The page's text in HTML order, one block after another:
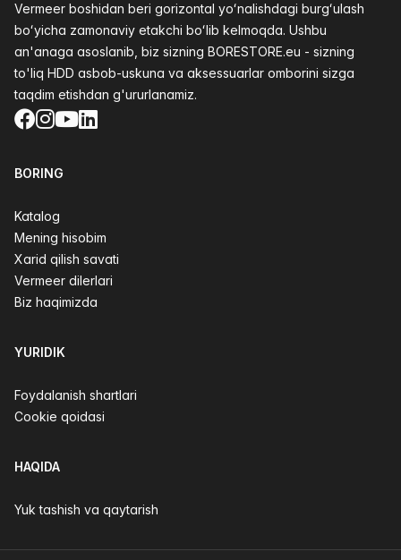
Vermeer boshidan beri gorizontal yoʻnalishdagi burgʻulash
boʻyicha zamonaviy etakchi boʻlib kelmoqda. Ushbu
an'anaga asoslanib, biz sizning BORESTORE.eu - sizning
to'liq HDD asbob-uskuna va aksessuarlar omborini sizga
taqdim etishdan g'ururlanamiz.
Facebook
Instagram
YouTube
LinkedIn
BORING
Katalog
Mening hisobim
Xarid qilish savati
Vermeer dilerlari
Biz haqimizda
YURIDIK
Foydalanish shartlari
Cookie qoidasi
HAQIDA
Yuk tashish va qaytarish